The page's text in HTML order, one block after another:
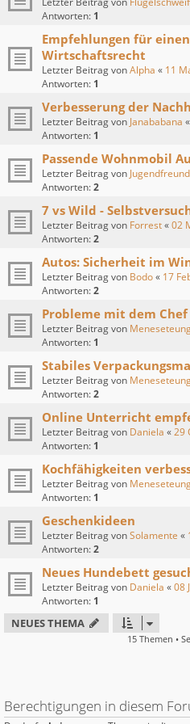
Antworten: 1
Empfehlungen für
Wirtschaftsrecht
Letzter Beitrag vonAlpha « 11
Antworten: 1
Verbesserung der
Letzter Beitrag von Janababana «
Antworten: 1
Passende Wohnmobil
Letzter Beitrag vonJugendfreund
Antworten:2
7 vs Wild -
Letzter Beitrag von Forrest«02
Antworten:2
Autos: Sicherheit im
Letzter Beitrag von Bodo« 17
Antworten:2
Probleme mit dem Chef
Letzter Beitrag von
Antworten: 1
Stabiles
Letzter Beitrag von
Antworten:2
Online Unterricht
Letzter Beitrag von Daniela «29
Antworten: 1
Kochfähigkeiten
Letzter Beitrag von
Antworten: 1
Geschenkideen
Letzter Beitrag vonSolamente «
Antworten:2
Neues Hundebett
Letzter Beitrag von Daniela «08
Antworten: 1
NEUES THEMA
15 Themen •
Berechtigungen in diesem